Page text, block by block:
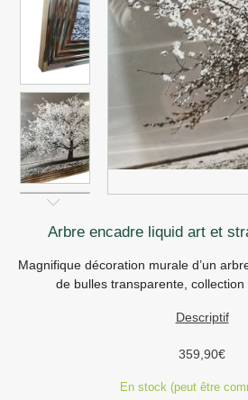
arbre encadre liquid art et
Magnifique décoration murale d’un
de bulles transparente,
Descriptif
359,90€
En stock (peut être